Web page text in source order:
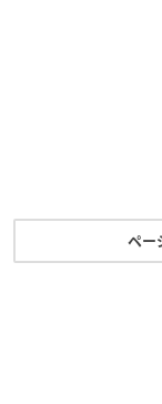
ペー